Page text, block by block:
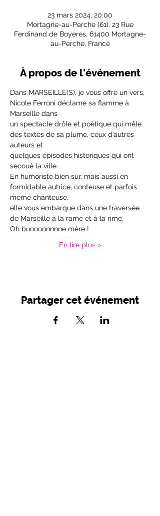
23 mars 2024, 20:00
Mortagne-au-Perche (61), 23 Rue
Ferdinand de Boyeres, 61400 Mortagne-
au-Perche, France
À propos de l'événement
Dans MARSEILLE(S), je vous offre un vers,
Nicole Ferroni déclame sa flamme à
Marseille dans
un spectacle drôle et poétique qui mêle
des textes de sa plume, ceux d’autres
auteurs et
quelques épisodes historiques qui ont
secoué la ville.
En humoriste bien sûr, mais aussi en
formidable autrice, conteuse et parfois
même chanteuse,
elle vous embarque dans une traversée
de Marseille à la rame et à la rime.
Oh booooonnnne mère !
En lire plus >
Partager cet événement